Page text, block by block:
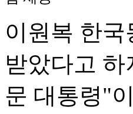
이원복 한
받았다고
문 대통령"